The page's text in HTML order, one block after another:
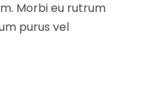
Morbi eu rutrum
purus vel